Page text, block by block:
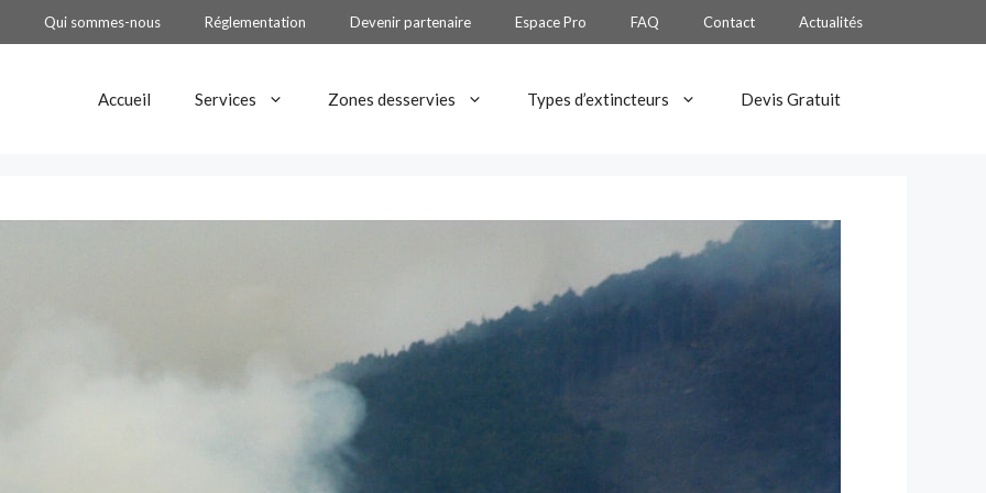
Qui sommes-nous Réglementation Devenir partenaire Espace Pro FAQ Contact Actualités
Accueil Services Zones desservies Types d’extincteurs Devis Gratuit